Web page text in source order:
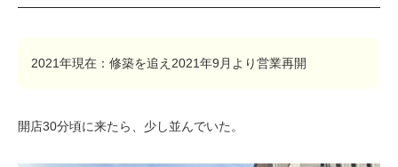
2021年現在：修築を追え2021年9月より営業再開
開店30分頃に来たら、少し並んでいた。